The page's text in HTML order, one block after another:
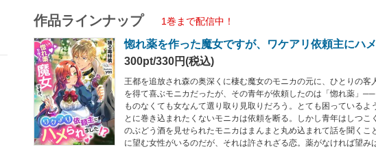
作品ラインナップ 1巻まで配信中！
惚れ薬を作った魔女ですが、ワケアリ依頼主にハ
300pt/330円(税込)
王都を追放され森の奥深くに棲む魔女のモニカの元に、ひとりの客
を得て喜ぶモニカだったが、その青年が依頼したのは「惚れ薬」
ものなくても女なんて選り取り見取りだろう。とても困っているよ
とに巻き込まれたくないモニカは依頼を断る。しかし青年はしつこ
のぶどう酒を見せられたモニカはまんまと丸め込まれて話を聞くこ
に望む女性がいるのだが、それは許されざる恋。薬がなければ望み